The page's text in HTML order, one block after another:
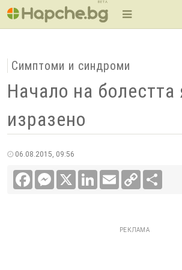
BETA
Симптоми и синдроми
Начало на болестта
изразено
06.08.2015, 09:56
FacebookMessenger LinkedInEmail
Copy
Link
РЕКЛАМА